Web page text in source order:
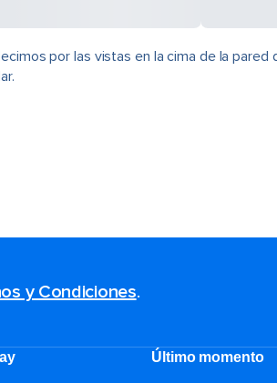
por las vistas en la cima de la pared
y Condiciones.
Último momento